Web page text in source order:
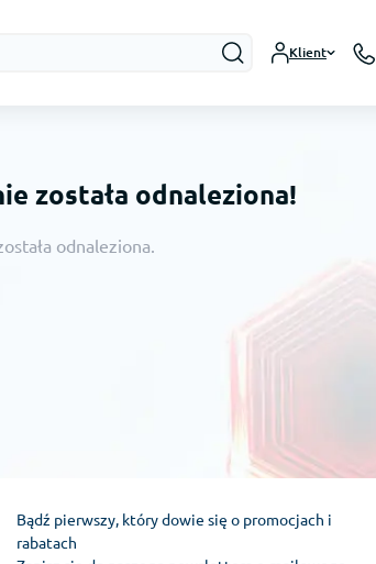
Klient
została odnaleziona!
odnaleziona.
Bądź pierwszy, który dowie się o promocjach i
rabatach